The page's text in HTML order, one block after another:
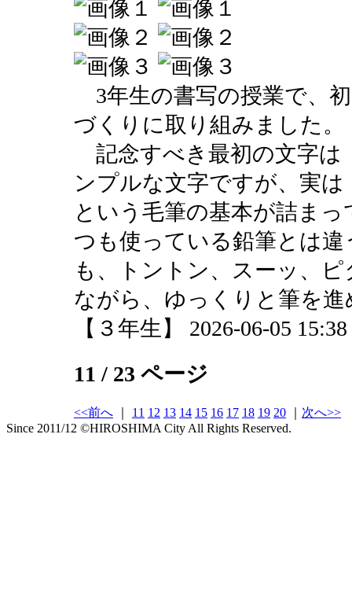
3年生の書写の授業で、
づくりに取り組みました。
記念すべき最初の文字は
ンプルな文字ですが、実
という毛筆の基本が詰ま
つも使っている鉛筆とは
も、トントン、スーッ、
ながら、ゆっくりと筆を
【３年生】 2026-06-05
11 / 23 ページ
<<前へ 11 12 13 14 15 16 17 18 19 20
次へ>>
Since 2011/12 ©HIROSHIMA City All Rights Reserved.